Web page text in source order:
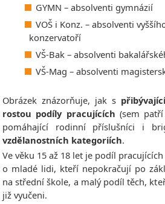
GYMN – absolventi gymnázií
VOŠ i Konz. – absolventi
konzervatoří
VŠ-Bak – absolventi
VŠ-Mag – absolventi
Obrázek znázorňuje, jak s
rostou podíly pracujících (sem
pomáhající rodinní příslušníci i
vzdělanostních kategoriích.
Ve věku 15 až 18 let je podíl
o mladé lidi, kteří nepokračují po
na střední škole, a malý podíl těch,
již vyučeni.